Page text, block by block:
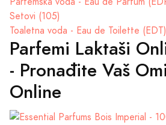
Setovi (105)
Toaletna voda - Eau de Toilette
Parfemi Laktaši
- Pronađite Vaš
Online